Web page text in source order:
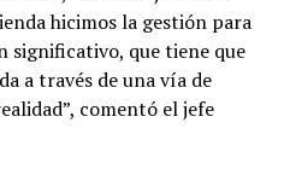
hicimos la gestión para
significativo, que tiene que
a través de una vía de
comentó el jefe